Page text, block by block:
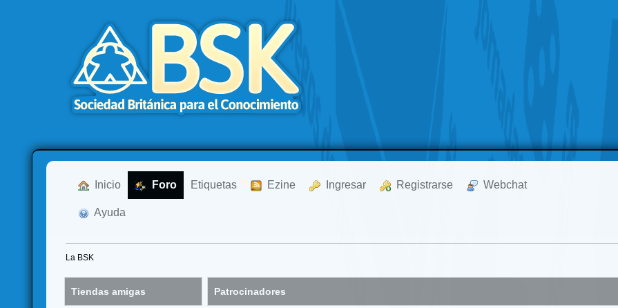
Inicio Foro Etiquetas Ezine Ingresar Registrarse Webchat
Ayuda
La BSK
Tiendas amigas Patrocinadores